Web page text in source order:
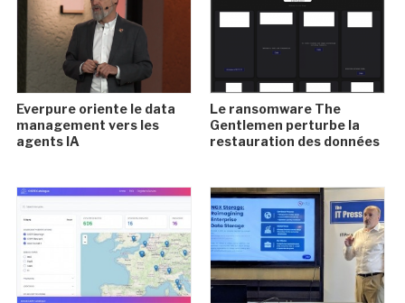
Everpure oriente le data
management vers les
agents IA
Le ransomware The
Gentlemen perturbe la
restauration des données